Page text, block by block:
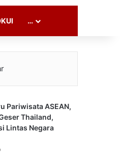
…
Pariwisata ASEAN,
Thailand,
Lintas Negara